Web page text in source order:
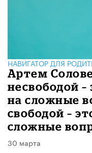
НАВИГАТОР ДЛЯ
​Артем
несвободой
на сложные
свободой –
сложные
30 марта